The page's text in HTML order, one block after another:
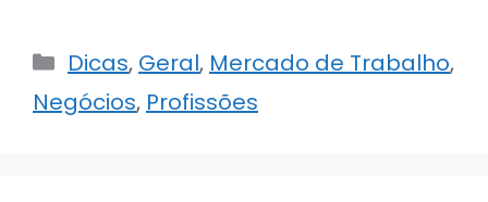
Categorias
Dicas, Geral, Mercado de Trabalho,
Negócios, Profissões